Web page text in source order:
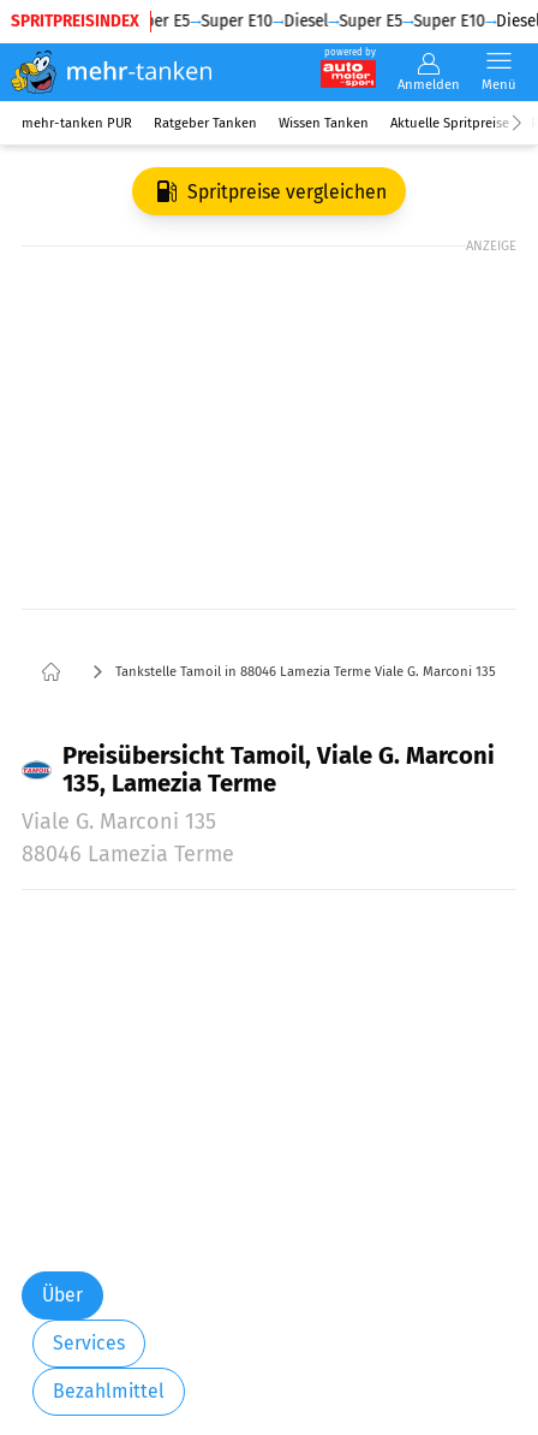
SPRITPREISINDEX
Diesel Super E5 Super E10 Diesel Super E5 Super E10 Diesel
powered by
Anmelden Menü
mehr-tanken PUR Ratgeber Tanken Wissen Tanken Aktuelle Spritpreise
Spritpreise vergleichen
ANZEIGE
Tankstelle Tamoil in 88046 Lamezia Terme Viale G. Marconi 135
Preisübersicht Tamoil, Viale G. Marconi
135, Lamezia Terme
Viale G. Marconi 135
88046 Lamezia Terme
Über
Services
Bezahlmittel